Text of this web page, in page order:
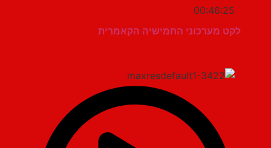
00:46:25
לקט מערכוני החמישיה הקאמרית